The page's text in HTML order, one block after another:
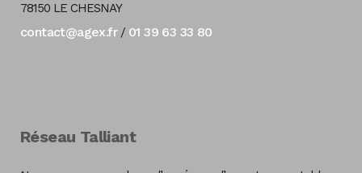
78150 LE CHESNAY
contact@agex.fr/ 01 39 63 33 80
Réseau Talliant